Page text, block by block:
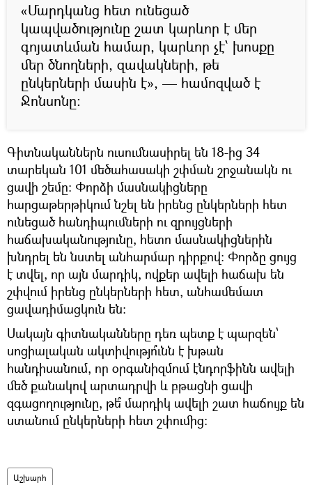
«Մարդկանց հետ ունեցած
կապվածությունը շատ կարևոր է մեր
գոյատևման համար, կարևոր չէ՝ խոսքը
մեր ծնողների, զավակների, թե
ընկերների մասին է», — համոզված է
Ջոնսոնը:
Գիտնականներն ուսումնասիրել են 18-ից 34
տարեկան 101 մեծահասակի շփման շրջանակն ու
ցավի շեմը: Փորձի մասնակիցները
հարցաթերթիկում նշել են իրենց ընկերների հետ
ունեցած հանդիպումների ու զրույցների
հաճախականությունը, հետո մասնակիցներին
խնդրել են նստել անհարմար դիրքով: Փորձը ցույց
է տվել, որ այն մարդիկ, ովքեր ավելի հաճախ են
շփվում իրենց ընկերների հետ, անհամեմատ
ցավադիմացկուն են:
Սակայն գիտնականները դեռ պետք է պարզեն՝
սոցիալական ակտիվությո՞ւնն է խթան
հանդիսանում, որ օրգանիզմում էնդորֆինն ավելի
մեծ քանակով արտադրվի և բթացնի ցավի
զգացողությունը, թե՞ մարդիկ ավելի շատ հաճույք են
ստանում ընկերների հետ շփումից:
Աշխարհ